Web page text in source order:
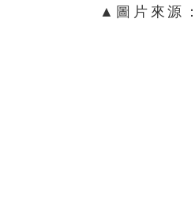
▲圖片來源：